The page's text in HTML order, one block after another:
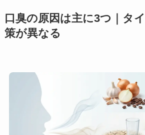
口臭の原因は主に3つ｜タ
策が異なる